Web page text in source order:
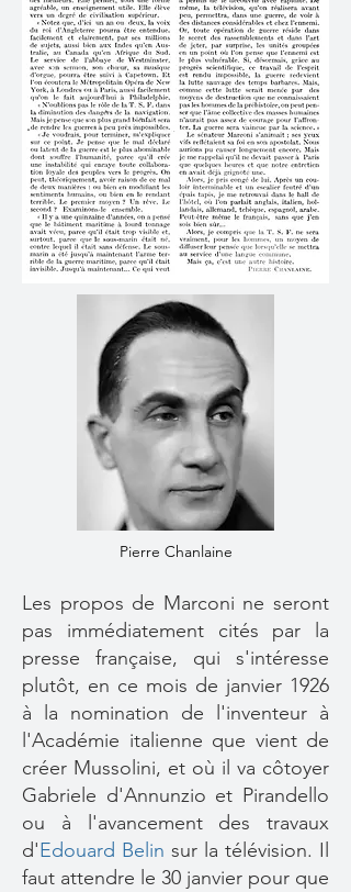
Pierre Chanlaine
Les propos de Marconi ne seront
pas immédiatement cités par la
presse française, qui s'intéresse
plutôt, en ce mois de janvier 1926
à la nomination de l'inventeur à
l'Académie italienne que vient de
créer Mussolini, et où il va côtoyer
Gabriele d'Annunzio et Pirandello
ou à l'avancement des travaux
d'Edouard Belin sur la télévision. Il
faut attendre le 30 janvier pour que